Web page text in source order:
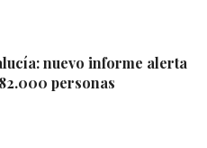
nuevo informe alerta
personas